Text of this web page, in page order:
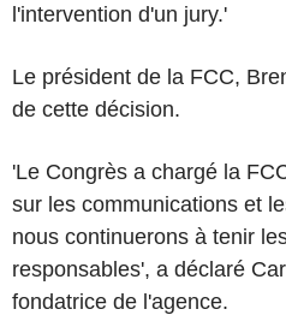
l'intervention d'un jury.'
Le président de la FCC,
de cette décision.
'Le Congrès a chargé la
sur les communications et
nous continuerons à tenir
responsables', a déclaré
fondatrice de l'agence.